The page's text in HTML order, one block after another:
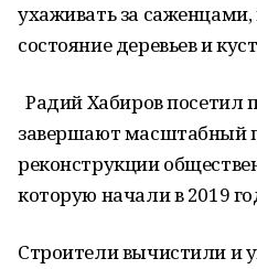
ухаживать за
состояние деревьев и
Радий Хабиров посетил
завершают масштабный
реконструкции
которую начали в 2019
Строители вычистили и